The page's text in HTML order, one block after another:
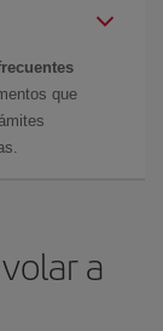
que
a